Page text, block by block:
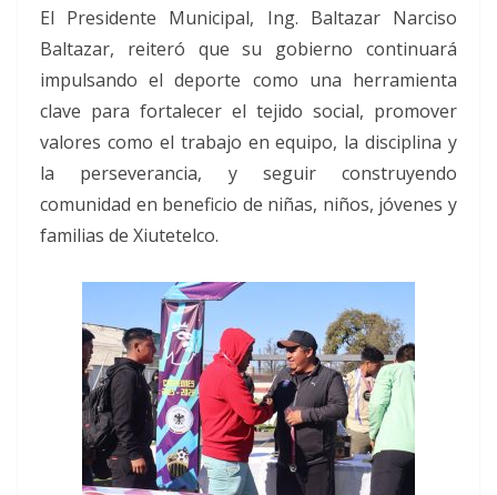
El Presidente Municipal, Ing. Baltazar Narciso
Baltazar, reiteró que su gobierno continuará
impulsando el deporte como una herramienta
clave para fortalecer el tejido social, promover
valores como el trabajo en equipo, la disciplina y
la perseverancia, y seguir construyendo
comunidad en beneficio de niñas, niños, jóvenes y
familias de Xiutetelco.